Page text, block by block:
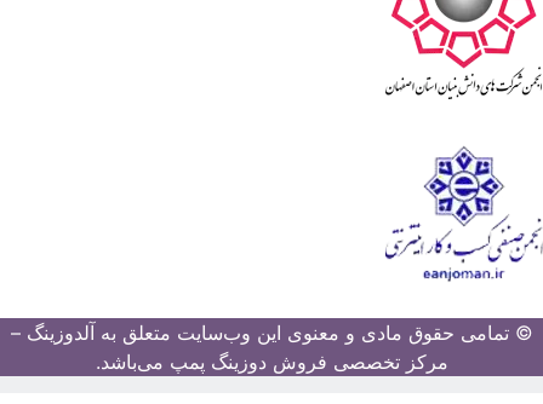
© تمامی حقوق مادی و معنوی این وب‌سایت متعلق به آلدوزینگ –
مرکز تخصصی فروش دوزینگ پمپ می‌باشد.